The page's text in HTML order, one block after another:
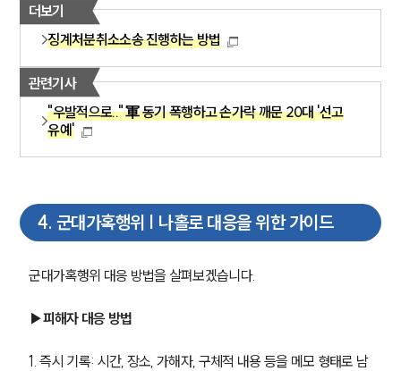
그룹소개
오시는 길
글로벌 파트너 로펌
더보기
징계처분취소소송 진행하는 방법
관련기사
"우발적으로.." 軍 동기 폭행하고 손가락 깨문 20대 '선고
유예'
4. 군대가혹행위 | 나홀로 대응을 위한 가이드
군대가혹행위 대응 방법을 살펴보겠습니다.
▶피해자 대응 방법
1. 즉시 기록: 시간, 장소, 가해자, 구체적 내용 등을 메모 형태로 남